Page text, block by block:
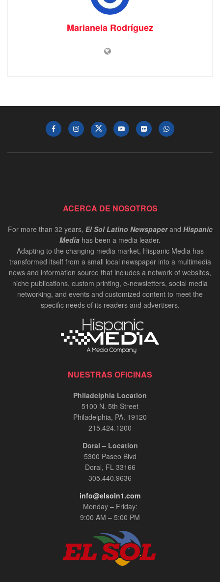
Marianela Rodríguez
ACERCA DE NOSOTROS
For more than 32 years, El Sol Latino Newspaperand Hispanic
Media has been a media leader.
Adapting to the changing media market, Hispanic Media has
transformed itself from a small local newspaper into a multimedia
news and information source that includes a network of websites,
niche publications, custom printing, e-newsletters, social media
networking, and events and customized content to meet the
specific needs of its readers and advertisers.
NUESTRAS OFICINAS
Philadelphia Location
5100 N. 5th Street
Philadelphia, PA. 19120
215.424.1200
Doral – Location
5300 Paseo Blvd
Doral, FL 33166
305.440.9636
info@elsoln1.com
Monday – Friday:
9:00 AM – 5:00 PM